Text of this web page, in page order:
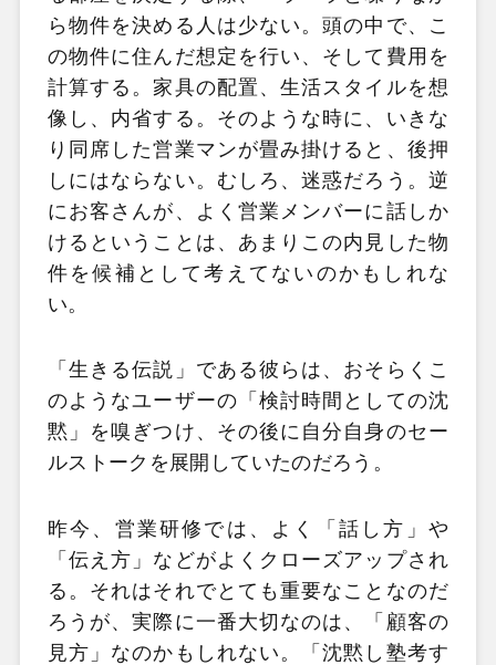
ら物件を決める人は少ない。頭の中で、こ
の物件に住んだ想定を行い、そして費用を
計算する。家具の配置、生活スタイルを想
像し、内省する。そのような時に、いきな
り同席した営業マンが畳み掛けると、後押
しにはならない。むしろ、迷惑だろう。逆
にお客さんが、よく営業メンバーに話しか
けるということは、あまりこの内見した物
件を候補として考えてないのかもしれな
い。
「生きる伝説」である彼らは、おそらくこ
のようなユーザーの「検討時間としての沈
黙」を嗅ぎつけ、その後に自分自身のセー
ルストークを展開していたのだろう。
昨今、営業研修では、よく「話し方」や
「伝え方」などがよくクローズアップされ
る。それはそれでとても重要なことなのだ
ろうが、実際に一番大切なのは、「顧客の
見方」なのかもしれない。「沈黙し塾考す